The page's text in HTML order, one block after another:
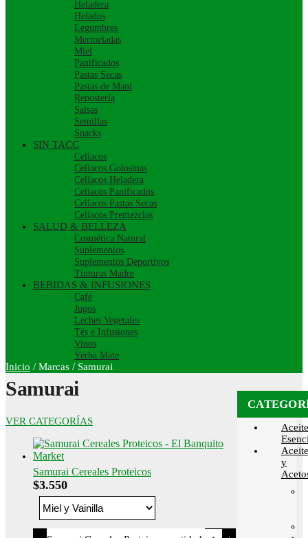
Heladera
Helados
Legumbres
Mermeladas
Miel
Panificados
Pastas Secas
Pastas de Maní
Repostería
Salsas
Semillas
Snacks
SIN TACC
Celíacos
Celíacos Golosinas
Celíacos Heladera
Celíacos Panificados
Celíacos Pastas Secas
Celíacos Premezclas
SALUD & BELLEZA
Cosmética Natural
Suplementos
Suplementos Deportivos
Tinturas Madre
BEBIDAS & INFUSIONES
Café
Jugos
Leches Vegetales
Tés e Infusiones
Vinos
Yerba Mate
Inicio / Marcas / Samurai
Samurai
VER CATEGORÍAS
Samurai Cereales Proteicos
$3.550
y